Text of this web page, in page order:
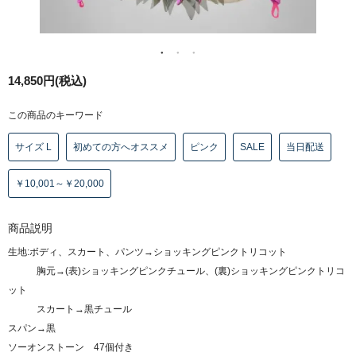
14,850円(税込)
この商品のキーワード
サイズ L 初めての方へオススメ ピンク SALE 当日配送
￥10,001～￥20,000
商品説明
生地:ボディ、スカート、パンツ→ショッキングピンクトリコット
胸元→(表)ショッキングピンクチュール、(裏)ショッキングピンクトリコ
ット
スカート→黒チュール
スパン→黒
ソーオンストーン 47個付き